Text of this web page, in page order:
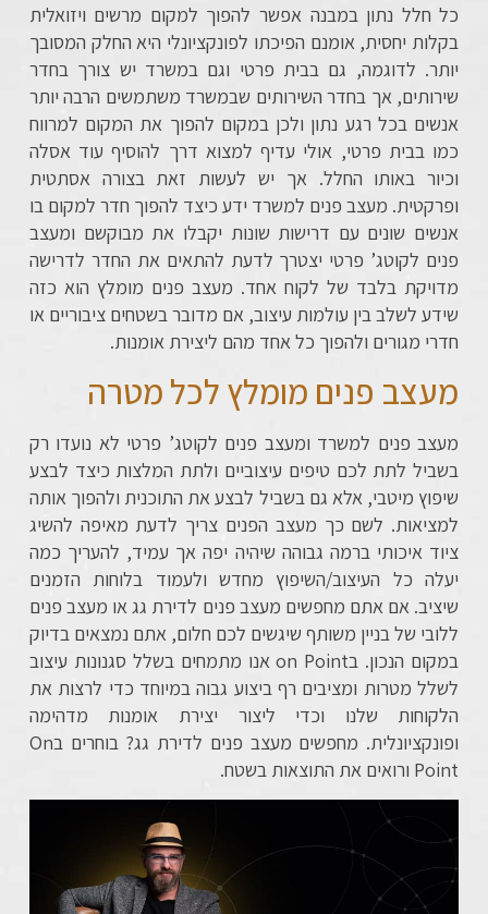
כל חלל נתון במבנה אפשר להפוך למקום מרשים ויזואלית
בקלות יחסית, אומנם הפיכתו לפונקציונלי היא החלק המסובך
יותר. לדוגמה, גם בבית פרטי וגם במשרד יש צורך בחדר
שירותים, אך בחדר השירותים שבמשרד משתמשים הרבה יותר
אנשים בכל רגע נתון ולכן במקום להפוך את המקום למרווח
כמו בבית פרטי, אולי עדיף למצוא דרך להוסיף עוד אסלה
וכיור באותו החלל. אך יש לעשות זאת בצורה אסתטית
ופרקטית. מעצב פנים למשרד ידע כיצד להפוך חדר למקום בו
אנשים שונים עם דרישות שונות יקבלו את מבוקשם ומעצב
פנים לקוטג’ פרטי יצטרך לדעת להתאים את החדר לדרישה
מדויקת בלבד של לקוח אחד. מעצב פנים מומלץ הוא כזה
שידע לשלב בין עולמות עיצוב, אם מדובר בשטחים ציבוריים או
חדרי מגורים ולהפוך כל אחד מהם ליצירת אומנות.
מעצב פנים מומלץ לכל מטרה
מעצב פנים למשרד ומעצב פנים לקוטג’ פרטי לא נועדו רק
בשביל לתת לכם טיפים עיצוביים ולתת המלצות כיצד לבצע
שיפוץ מיטבי, אלא גם בשביל לבצע את התוכנית ולהפוך אותה
למציאות. לשם כך מעצב הפנים צריך לדעת מאיפה להשיג
ציוד איכותי ברמה גבוהה שיהיה יפה אך עמיד, להעריך כמה
יעלה כל העיצוב/השיפוץ מחדש ולעמוד בלוחות הזמנים
שיציב. אם אתם מחפשים מעצב פנים לדירת גג או מעצב פנים
ללובי של בניין משותף שיגשים לכם חלום, אתם נמצאים בדיוק
במקום הנכון. בon Point אנו מתמחים בשלל סגנונות עיצוב
לשלל מטרות ומציבים רף ביצוע גבוה במיוחד כדי לרצות את
הלקוחות שלנו וכדי ליצור יצירת אומנות מדהימה
ופונקציונלית. מחפשים מעצב פנים לדירת גג? בוחרים בOn
Point ורואים את התוצאות בשטח.